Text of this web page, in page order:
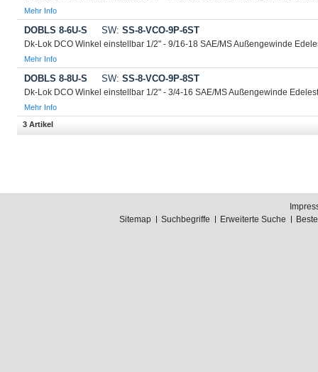
Mehr Info
DOBLS 8-6U-S SW: SS-8-VCO-9P-6ST
Dk-Lok DCO Winkel einstellbar 1/2" - 9/16-18 SAE/MS Außengewinde
Mehr Info
DOBLS 8-8U-S SW: SS-8-VCO-9P-8ST
Dk-Lok DCO Winkel einstellbar 1/2" - 3/4-16 SAE/MS Außengewinde
Mehr Info
3 Artikel
Sitemap
Suchbegriffe Erweiterte Suche